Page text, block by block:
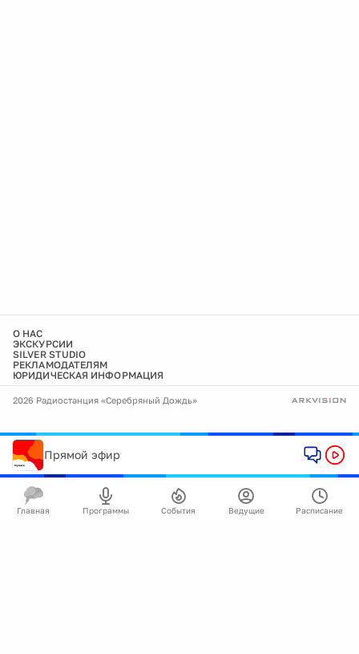
О НАС
ЭКСКУРСИИ
SILVER STUDIO
РЕКЛАМОДАТЕЛЯМ
ЮРИДИЧЕСКАЯ ИНФОРМАЦИЯ
2026 Радиостанция «Серебряный Дождь»
Прямой эфир
Главная Программы События Ведущие Расписание